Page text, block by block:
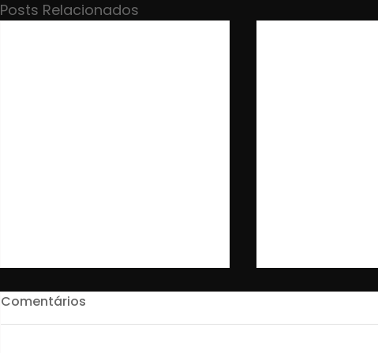
Posts Relacionados
Comentários